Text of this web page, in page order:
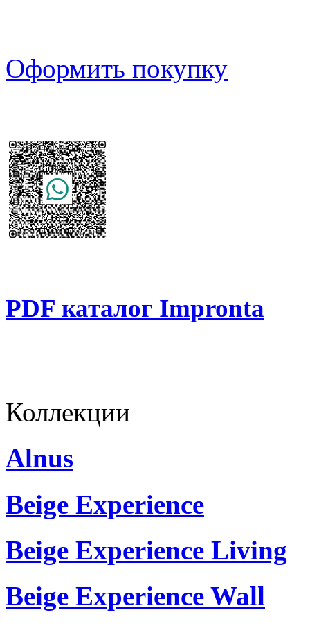
Оформить покупку
PDF каталог Impronta
Коллекции
Alnus
Beige Experience
Beige Experience Living
Beige Experience Wall